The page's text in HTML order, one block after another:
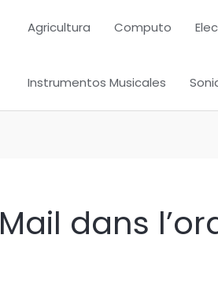
Agricultura Computo
Instrumentos Musicales
Mail dans